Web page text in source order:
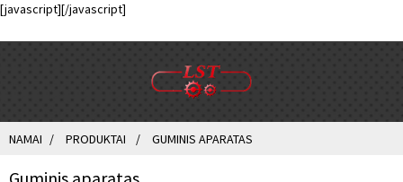
[javascript][/javascript]
NAMAI PRODUKTAI GUMINIS APARATAS